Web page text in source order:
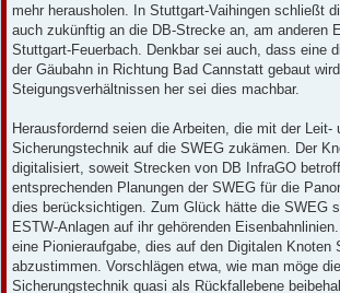
mehr herausholen. In Stuttgart-Vaihingen schließt
auch zukünftig an die DB-Strecke an, am anderen
Stuttgart-Feuerbach. Denkbar sei auch, dass eine
der Gäubahn in Richtung Bad Cannstatt gebaut
Steigungsverhältnissen her sei dies machbar.
Herausfordernd seien die Arbeiten, die mit der Leit-
Sicherungstechnik auf die SWEG zukämen. Der
digitalisiert, soweit Strecken von DB InfraGO
entsprechenden Planungen der SWEG für die
dies berücksichtigen. Zum Glück hätte die SWEG
ESTW-Anlagen auf ihr gehörenden
eine Pionieraufgabe, dies auf den Digitalen Knoten
abzustimmen. Vorschlägen etwa, wie man möge
Sicherungstechnik quasi als Rückfallebene